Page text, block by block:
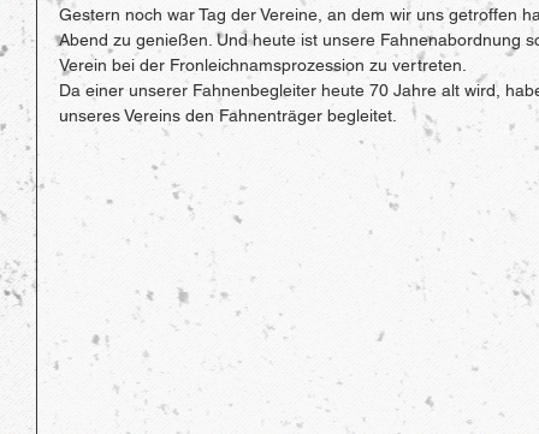
Gestern noch war Tag der Vereine, an dem wir uns getroffen
Abend zu genießen. Und heute ist unsere Fahnenabordnung
Verein bei der Fronleichnamsprozession zu vertreten.
Da einer unserer Fahnenbegleiter heute 70 Jahre alt wird,
unseres Vereins den Fahnenträger begleitet.